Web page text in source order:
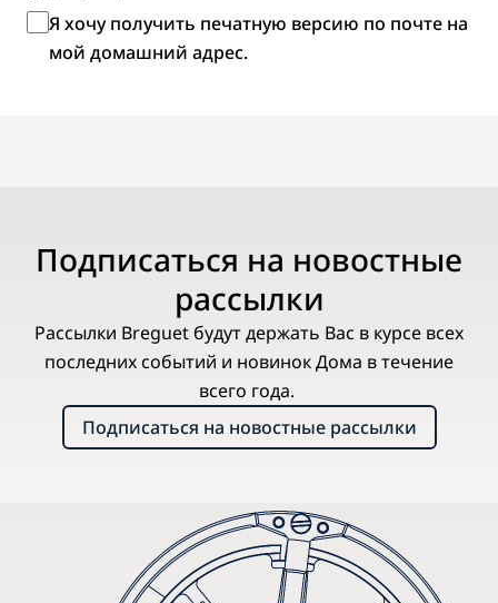
Я хочу получить печатную версию по почте на
мой домашний адрес.
Подписаться на новостные
рассылки
Рассылки Breguet будут держать Вас в курсе всех
последних событий и новинок Дома в течение
всего года.
Подписаться на новостные рассылки